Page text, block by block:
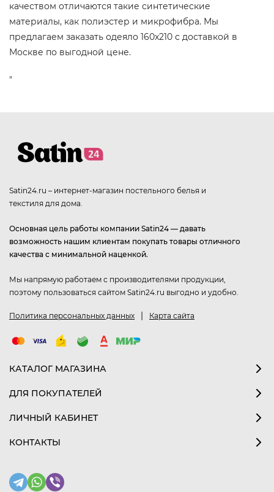
качеством отличаются такие синтетические
материалы, как полиэстер и микрофибра. Мы
предлагаем заказать одеяло 160x210 с доставкой в
Москве по выгодной цене.
"
Satin24.ru – интернет-магазин постельного белья и
текстиля для дома.
Основная цель работы компании Satin24 — давать
возможность нашим клиентам покупать товары отличного
качества с минимальной наценкой.
Мы напрямую работаем с производителями продукции,
поэтому пользоваться сайтом Satin24.ru выгодно и удобно.
Политика персональных данных | Карта сайта
КАТАЛОГ МАГАЗИНА
ДЛЯ ПОКУПАТЕЛЕЙ
ЛИЧНЫЙ КАБИНЕТ
КОНТАКТЫ